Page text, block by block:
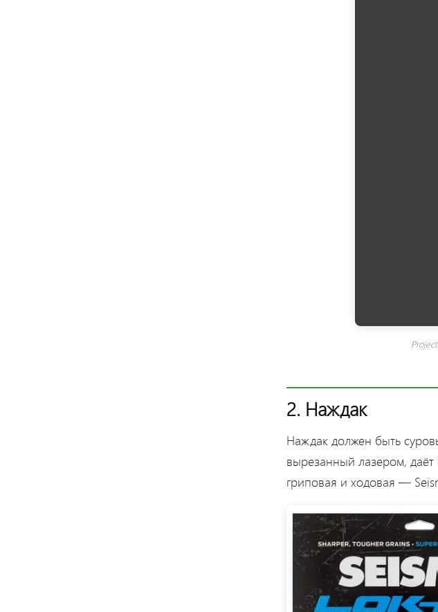
2. Наждак
Наждак должен быть
вырезанный лазером,
гриповая и ходовая —